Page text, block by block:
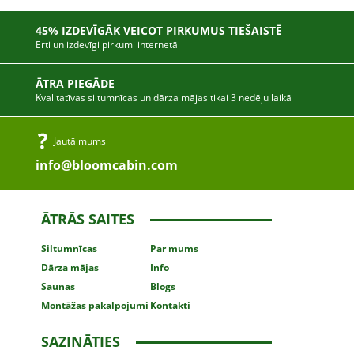
45% IZDEVĪGĀK VEICOT PIRKUMUS TIEŠAISTĒ
Ērti un izdevīgi pirkumi internetā
ĀTRA PIEGĀDE
Kvalitatīvas siltumnīcas un dārza mājas tikai 3 nedēļu laikā
Jautā mums
info@bloomcabin.com
ĀTRĀS SAITES
Siltumnīcas
Dārza mājas
Saunas
Montāžas pakalpojumi
Par mums
Info
Blogs
Kontakti
SAZINĀTIES